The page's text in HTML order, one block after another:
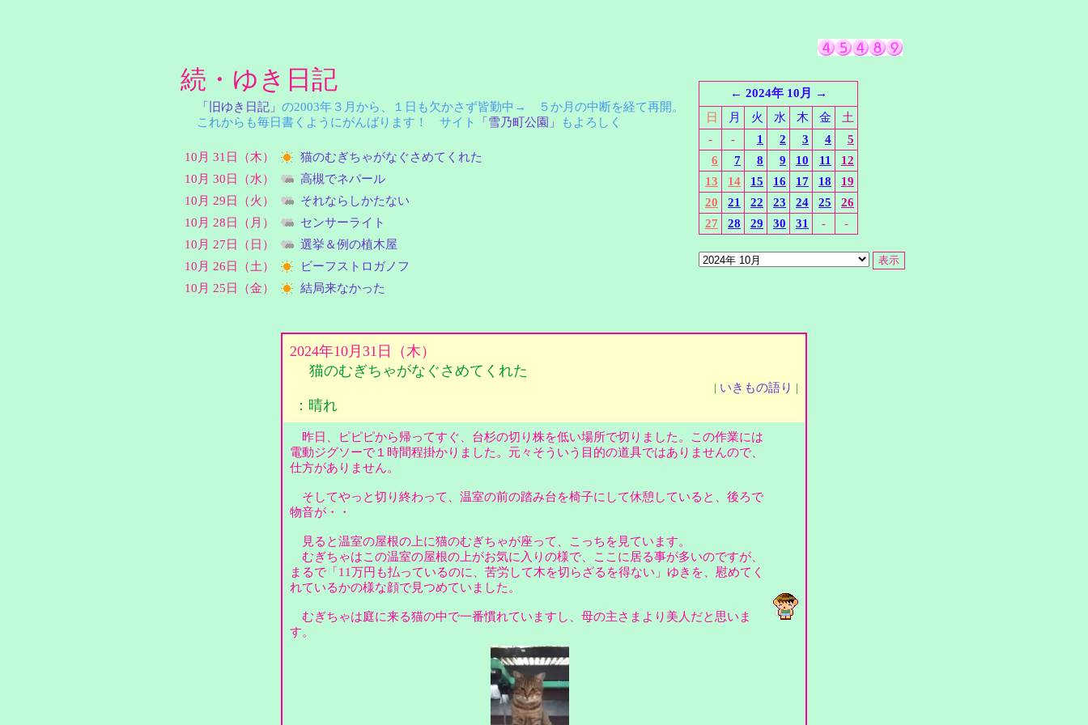
続・ゆき日記
「旧ゆき日記」 の2003年３月から、１日も欠かさず皆勤中→ ５か月の中断を経て再開。
これからも毎日書くようにがんばります！ サイト
「雪乃町公園」 もよろしく
10月 31日（木）
猫のむぎちゃがなぐさめてくれた
10月 30日（水）
高槻でネパール
10月 29日（火）
それならしかたない
10月 28日（月）
センサーライト
10月 27日（日）
選挙＆例の植木屋
10月 26日（土）
ビーフストロガノフ
10月 25日（金）
結局来なかった
← 2024年 10月
→
日
月 火 水 木 金
土
-
- 1 2 3 4
5
6
7 8 9 10 11
12
13
14 15 16 17 18
19
20
21 22 23 24 25
26
27
28 29 30 31 - -
2024年10月31日（木）
猫のむぎちゃがなぐさめてくれた
| いきもの語り |
：晴れ
昨日、ピピピから帰ってすぐ、台杉の切り株を低い場所で切りました。この作業には
電動ジグソーで１時間程掛かりました。元々そういう目的の道具ではありませんので、
仕方がありません。
そしてやっと切り終わって、温室の前の踏み台を椅子にして休憩していると、後ろで
物音が・・
見ると温室の屋根の上に猫のむぎちゃが座って、こっちを見ています。
むぎちゃはこの温室の屋根の上がお気に入りの様で、ここに居る事が多いのですが、
まるで「11万円も払っているのに、苦労して木を切らざるを得ない」ゆきを、慰めてく
れているかの様な顔で見つめていました。
むぎちゃは庭に来る猫の中で一番慣れていますし、母の主さまより美人だと思いま
す。